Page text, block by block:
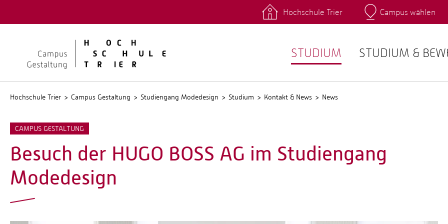
Kontakt Fachrichtungen Intranet
Hochschule Trier Campus wählen
STUDIUM STUDIUM &
Hochschule Trier Campus Gestaltung Studiengang Modedesign Studium Kontakt & News News
CAMPUS GESTALTUNG
Besuch der HUGO BOSS AG im Studiengang
Modedesign